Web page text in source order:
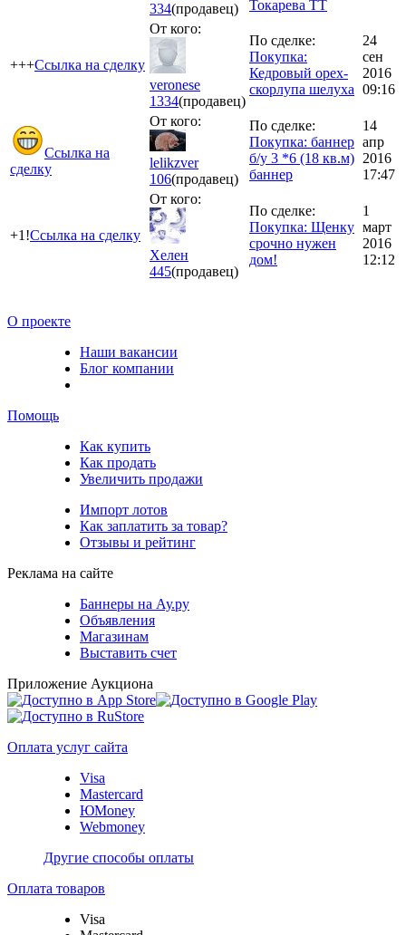
334(продавец)
Токарева ТТ
+++Ссылка на сделку
От кого:
veronese
1334(продавец)
По сделке:
Покупка:
Кедровый орех-
скорлупа шелуха
24
сен
2016
09:16
Ссылка на
сделку
От кого:
lelikzver
106(продавец)
По сделке:
Покупка: баннер
б/у 3 *6 (18 кв.м)
баннер
14
апр
2016
17:47
+1!Ссылка на сделку
От кого:
Хелен
445(продавец)
По сделке:
Покупка: Щенку
срочно нужен
дом!
1
март
2016
12:12
О проекте
Наши вакансии
Блог компании
Помощь
Как купить
Как продать
Увеличить продажи
Импорт лотов
Как заплатить за товар?
Отзывы и рейтинг
Реклама на сайте
Баннеры на Ау.ру
Объявления
Магазинам
Выставить счет
Приложение Аукциона
Оплата услуг сайта
Visa
Mastercard
ЮMoney
Webmoney
Другие способы оплаты
Оплата товаров
Visa